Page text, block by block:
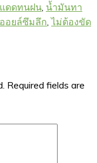
ดดทนฝน น้ำมันทา
ออยล์ซึมลึก ,ไม่ต้องขัด
Required fields are